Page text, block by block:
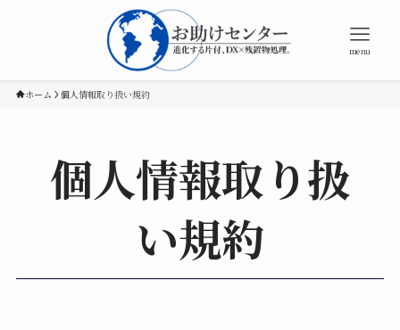
menu
ホーム 個人情報取り扱い規約
個人情報取り扱
い規約